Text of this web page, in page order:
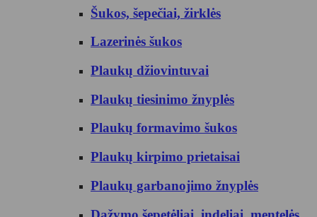
Šukos, šepečiai, žirklės
Lazerinės šukos
Plaukų džiovintuvai
Plaukų tiesinimo žnyplės
Plaukų formavimo šukos
Plaukų kirpimo prietaisai
Plaukų garbanojimo žnyplės